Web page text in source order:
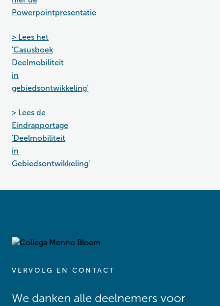
Powerpointpresentatie
> Lees het
'Casusboek
Deelmobiliteit
in
gebiedsontwikkeling'
> Lees de
Eindrapportage
'Deelmobiliteit
in
Gebiedsontwikkeling'
VERVOLG EN CONTACT
We danken alle deelnemers voor